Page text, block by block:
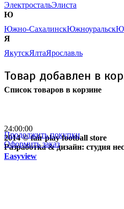
ЭлектростальЭлиста
Ю
Южно-СахалинскЮжноуральск
Я
ЯкутскЯлтаЯрославль
Товар добавлен в
Список товаров в корзине
Продолжить покупки
Оформить заказ
24:00:00
2014 © fair play football store
Разработка & дизайн: студия
Easyview